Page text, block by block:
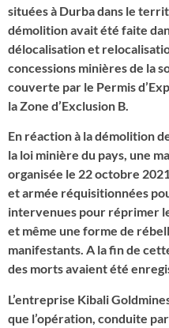
situées à Durba dans le
démolition avait été faite
délocalisation et
concessions minières de la
couverte par le Permis
la Zone d’Exclusion B.
En réaction à la démolition
la loi minière du pays, une
organisée le 22 octobre
et armée réquisitionnées
intervenues pour réprimer
et même une forme de
manifestants. A la fin de
des morts avaient été
L’entreprise Kibali
que l’opération, conduite